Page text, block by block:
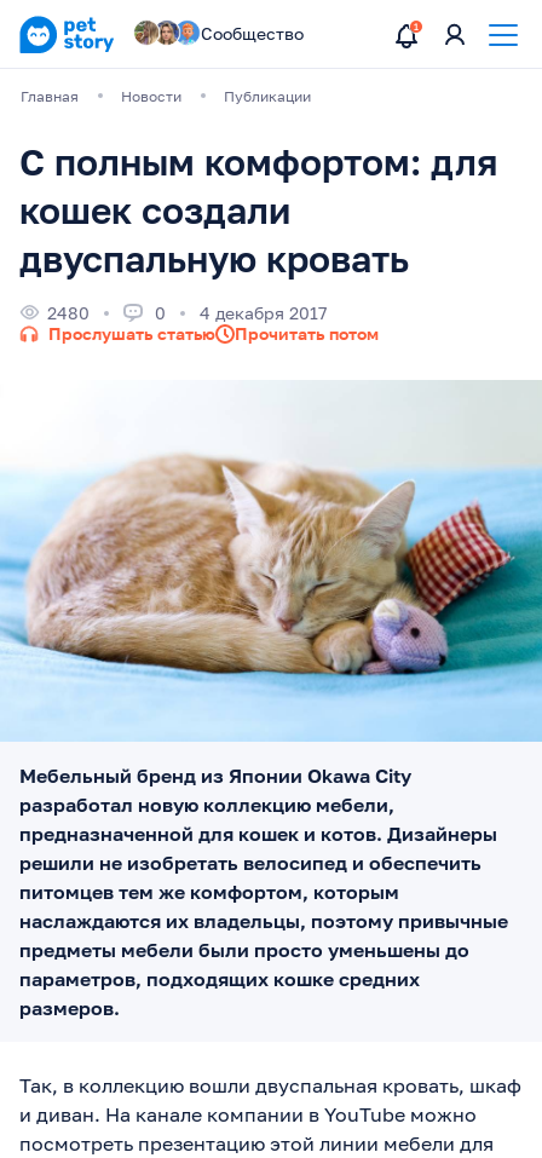
Сообщество
Главная Новости Публикации
С полным комфортом: для
кошек создали
двуспальную кровать
2480 0
4 декабря 2017
Прослушать статью
Прочитать потом
Мебельный бренд из Японии Okawa City
разработал новую коллекцию мебели,
предназначенной для кошек и котов. Дизайнеры
решили не изобретать велосипед и обеспечить
питомцев тем же комфортом, которым
наслаждаются их владельцы, поэтому привычные
предметы мебели были просто уменьшены до
параметров, подходящих кошке средних
размеров.
Так, в коллекцию вошли двуспальная кровать, шкаф
и диван. На канале компании в YouTube можно
посмотреть презентацию этой линии мебели для